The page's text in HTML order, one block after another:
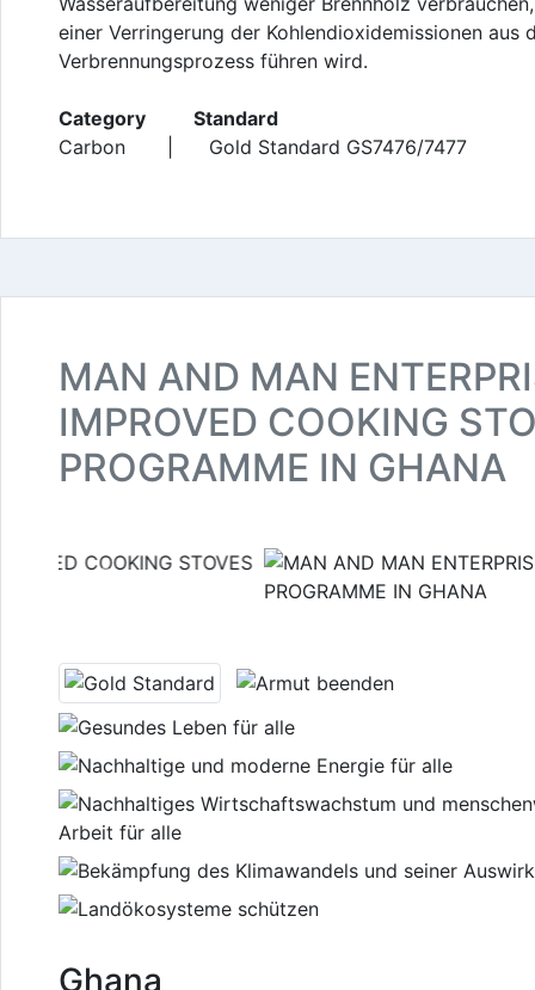
einer Verringerung der Kohlendioxidemissionen aus
Verbrennungsprozess führen wird.
Category Standard
Carbon | Gold Standard GS7476/7477
MAN AND MAN
IMPROVED COOKING
PROGRAMME IN GHANA
Ghana